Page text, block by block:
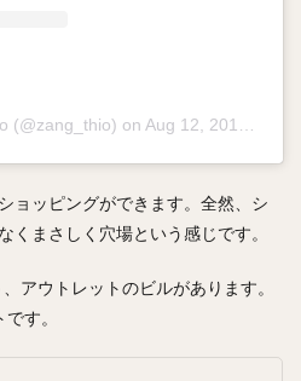
(@zang_thio) on Aug 12, 2017 at 1:27am PDT
ョッピングができます。全然、シ
くまさしく穴場という感じです。
アウトレットのビルがあります。
す。